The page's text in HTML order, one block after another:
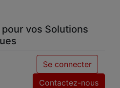
vos Solutions
Se connecter
Contactez-nous